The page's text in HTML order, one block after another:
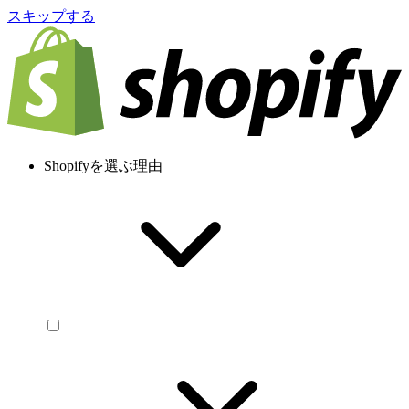
スキップする
Shopifyを選ぶ理由